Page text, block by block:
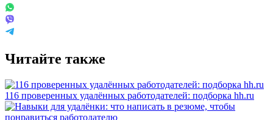
Читайте также
116 проверенных удалённых работодателей: подборка hh.ru